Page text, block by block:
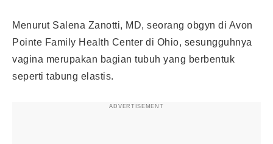
Menurut Salena Zanotti, MD, seorang obgyn di Avon
Pointe Family Health Center di Ohio, sesungguhnya
vagina merupakan bagian tubuh yang berbentuk
seperti tabung elastis.
ADVERTISEMENT